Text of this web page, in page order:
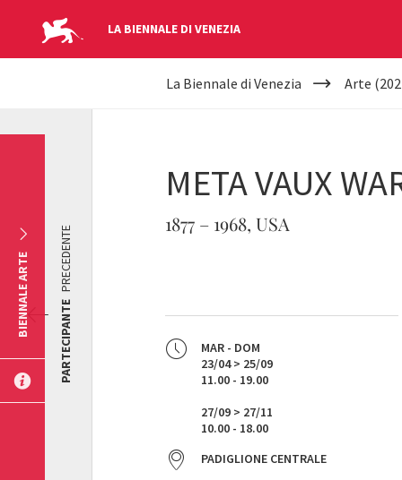
LA BIENNALE DI VENEZIA
YOUR
La Biennale di Venezia Arte
META VAUX
1877 – 1968, USA
MAR - DOM
23/04 > 25/09
11.00 - 19.00
27/09 > 27/11
10.00 - 18.00
PADIGLIONE CENTRALE
PARTECIPANTE
PRECEDENTE
BIENNALE ARTE